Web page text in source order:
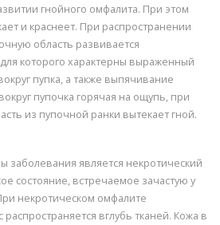
гнойного омфалита. При этом
и краснеет. При распространении
область развивается
которого характерны выраженный
пупка, а также выпячивание
пупочка горячая на ощупь, при
из пупочной ранки вытекает гной.
является некротический
состояние, встречаемое зачастую у
некротическом омфалите
вглубь тканей. Кожа в